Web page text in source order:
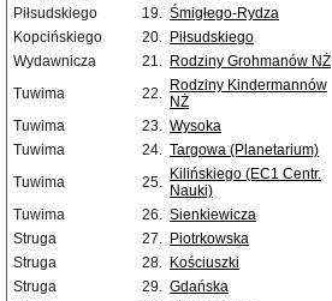
Piłsudskiego
19. Śmigłego-Rydza
Kopcińskiego
20. Piłsudskiego
Wydawnicza
21. Rodziny Grohmanów NŻ
Tuwima
22. Rodziny Kindermannów
NŻ
Tuwima 23. Wysoka
Tuwima
24. Targowa (Planetarium)
Tuwima
25. Kilińskiego (EC1 Centr.
Nauki)
Tuwima 26. Sienkiewicza
Struga
27. Piotrkowska
Struga
28. Kościuszki
Struga
29. Gdańska